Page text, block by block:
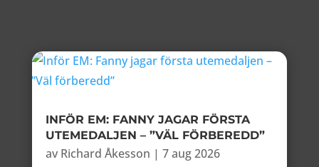
INFÖR EM: FANNY JAGAR FÖRSTA
UTEMEDALJEN – ”VÄL FÖRBEREDD”
av Richard Åkesson | 7 aug 2026